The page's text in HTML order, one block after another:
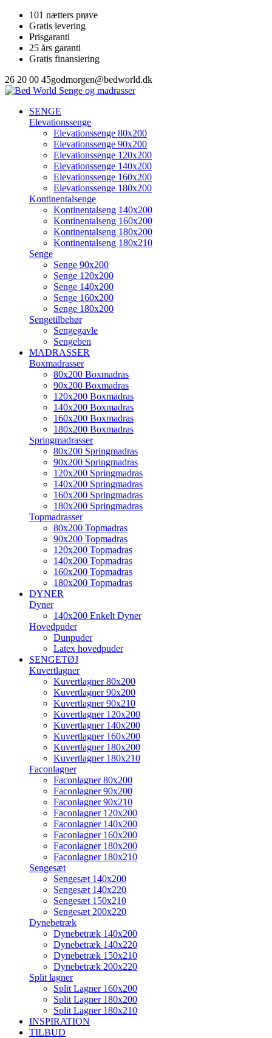
101 nætters prøve
Gratis levering
Prisgaranti
25 års garanti
Gratis finansiering
26 20 00 45godmorgen@bedworld.dk
SENGE
Elevationssenge
Elevationssenge 80x200
Elevationssenge 90x200
Elevationssenge 120x200
Elevationssenge 140x200
Elevationssenge 160x200
Elevationssenge 180x200
Kontinentalsenge
Kontinentalseng 140x200
Kontinentalseng 160x200
Kontinentalseng 180x200
Kontinentalseng 180x210
Senge
Senge 90x200
Senge 120x200
Senge 140x200
Senge 160x200
Senge 180x200
Sengetilbehør
Sengegavle
Sengeben
MADRASSER
Boxmadrasser
80x200 Boxmadras
90x200 Boxmadras
120x200 Boxmadras
140x200 Boxmadras
160x200 Boxmadras
180x200 Boxmadras
Springmadrasser
80x200 Springmadras
90x200 Springmadras
120x200 Springmadras
140x200 Springmadras
160x200 Springmadras
180x200 Springmadras
Topmadrasser
80x200 Topmadras
90x200 Topmadras
120x200 Topmadras
140x200 Topmadras
160x200 Topmadras
180x200 Topmadras
DYNER
Dyner
140x200 Enkelt Dyner
Hovedpuder
Dunpuder
Latex hovedpuder
SENGETØJ
Kuvertlagner
Kuvertlagner 80x200
Kuvertlagner 90x200
Kuvertlagner 90x210
Kuvertlagner 120x200
Kuvertlagner 140x200
Kuvertlagner 160x200
Kuvertlagner 180x200
Kuvertlagner 180x210
Faconlagner
Faconlagner 80x200
Faconlagner 90x200
Faconlagner 90x210
Faconlagner 120x200
Faconlagner 140x200
Faconlagner 160x200
Faconlagner 180x200
Faconlagner 180x210
Sengesæt
Sengesæt 140x200
Sengesæt 140x220
Sengesæt 150x210
Sengesæt 200x220
Dynebetræk
Dynebetræk 140x200
Dynebetræk 140x220
Dynebetræk 150x210
Dynebetræk 200x220
Split lagner
Split Lagner 160x200
Split Lagner 180x200
Split Lagner 180x210
INSPIRATION
TILBUD